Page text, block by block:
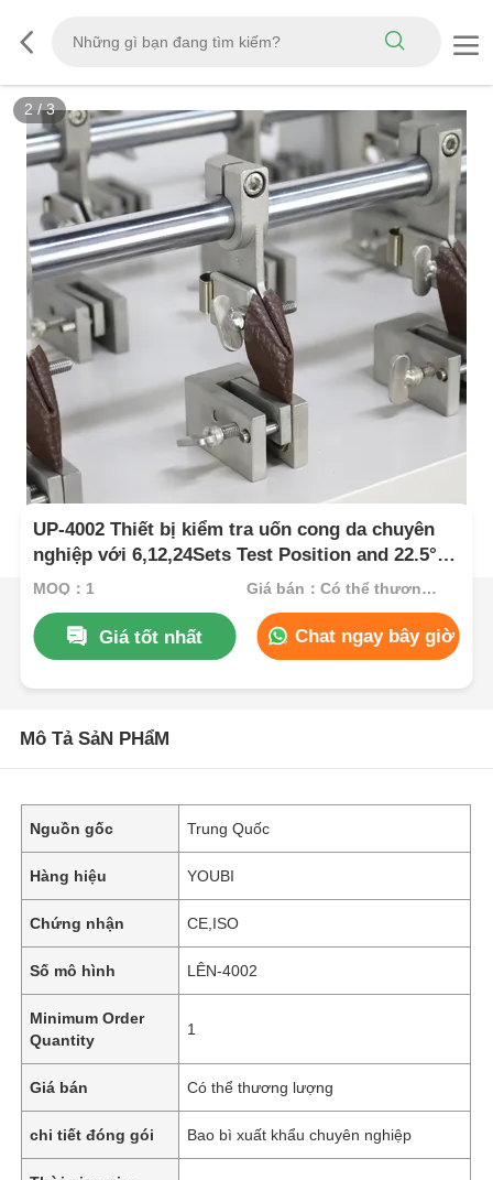
2 /3
UP-4002 Thiết bị kiểm tra uốn cong da chuyên
nghiệp với 6,12,24Sets Test Position and 22.5° ±
0.5° Flexing Angle for 70 ± 5 x 45 ± 5 mm Sample
MOQ：1 Giá bán：Có thể thương lượng
Giá tốt nhất Chat ngay bây giờ
Mô Tả SảN PHẩM
Nguồn gốc Trung Quốc
Hàng hiệu YOUBI
Chứng nhận CE,ISO
Số mô hình LÊN-4002
Minimum Order
Quantity
1
Giá bán Có thể thương lượng
chi tiết đóng gói Bao bì xuất khẩu chuyên nghiệp